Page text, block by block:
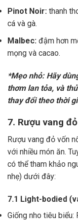
Pinot Noir: thanh
cá và gà.
Malbec: đậm hơn
mọng và cacao.
*Mẹo nhỏ: Hãy
thơm lan tỏa, và
thay đổi theo thời
7. Rượu vang
Rượu vang đỏ vốn
với nhiều món ăn.
có thể tham khảo
nhẹ) dưới đây:
7.1 Light-bodied
Giống nho tiêu biểu: